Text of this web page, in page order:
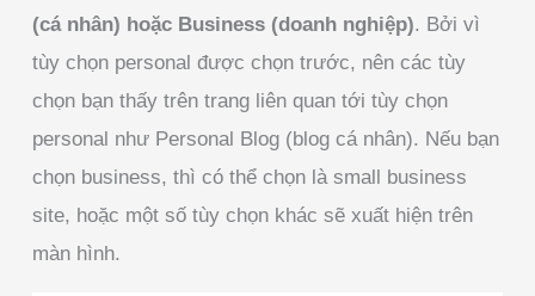
(cá nhân) hoặc Business (doanh nghiệp). Bởi vì
tùy chọn personal được chọn trước, nên các tùy
chọn bạn thấy trên trang liên quan tới tùy chọn
personal như Personal Blog (blog cá nhân). Nếu bạn
chọn business, thì có thể chọn là small business
site, hoặc một số tùy chọn khác sẽ xuất hiện trên
màn hình.